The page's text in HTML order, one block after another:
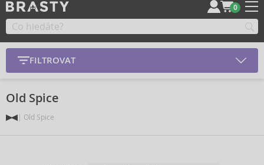
0
FILTROVAT
Old Spice
Old Spice